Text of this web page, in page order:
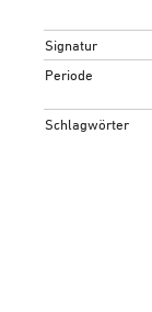
Signatur
Periode
Schlagwörter